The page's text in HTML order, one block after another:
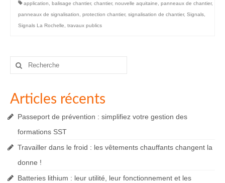
application balisage chantier, chantier, nouvelle aquitaine panneaux de chantier,
panneaux de signalisation
protection chantier, signalisation de chantier, Signals
Signals La Rochelle
travaux publics
Rechercher
Articles récents
Passeport de prévention : simplifiez votre gestion des
formations SST
Travailler dans le froid : les vêtements chauffants changent la
donne !
Batteries lithium : leur utilité, leur fonctionnement et les